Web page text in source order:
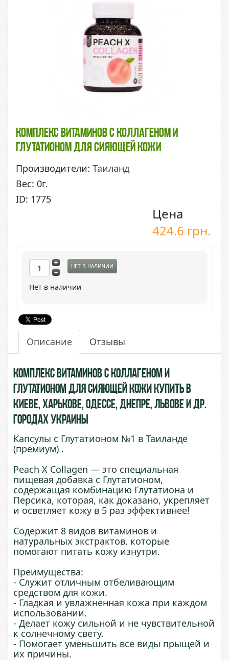
Комплекс Витаминов С Коллагеном И
Глутатионом Для Сияющей Кожи
Производители: Таиланд
Вес: 0г.
ID: 1775
Цена
424.6 грн.
НЕТ В НАЛИЧИИ
Нет в наличии
Описание Отзывы
Комплекс Витаминов с Коллагеном и
Глутатионом для сияющей кожи купить в
Киеве, Харькове, Одессе, Днепре, Львове и др.
городах Украины
Капсулы с Глутатионом №1 в Таиланде
(премиум) .
Peach X Collagen — это специальная
пищевая добавка с Глутатионом,
содержащая комбинацию Глутатиона и
Персика, которая, как доказано, укрепляет
и осветляет кожу в 5 раз эффективнее!
Содержит 8 видов витаминов и
натуральных экстрактов, которые
помогают питать кожу изнутри.
Преимущества:
- Служит отличным отбеливающим
средством для кожи.
- Гладкая и увлажненная кожа при каждом
использовании.
- Делает кожу сильной и не чувствительной
к солнечному свету.
- Помогает уменьшить все виды прыщей и
их причины.